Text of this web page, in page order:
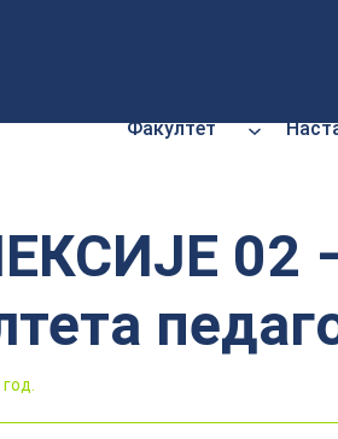
Факултет
02